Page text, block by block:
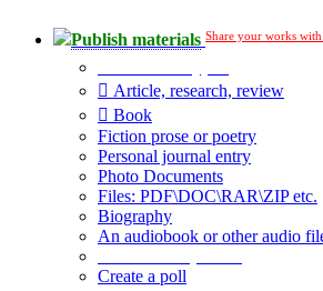
Publish materials Share your works
Article, research, review
Book
Fiction prose or poetry
Personal journal entry
Photo Documents
Files: PDF\DOC\RAR\ZIP etc.
Biography
An audiobook or other audio
Create a poll